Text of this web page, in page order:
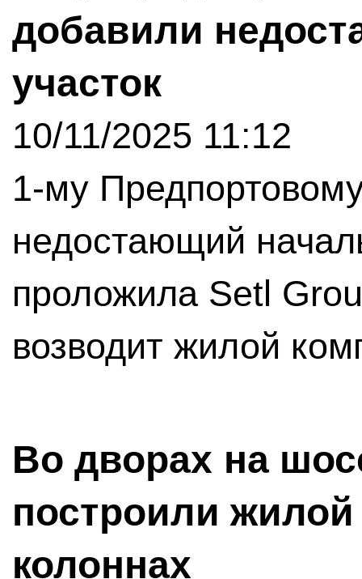
добавили
участок
10/11/2025 11:12
1-му
недостающий
проложила Setl
возводит жилой
Во дворах на
построили
колоннах